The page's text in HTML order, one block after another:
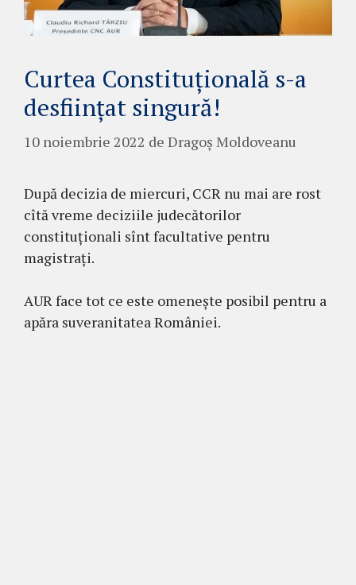
Curtea Constituțională s-a
desființat singură!
10 noiembrie 2022 de Dragoș Moldoveanu
După decizia de miercuri, CCR nu mai are rost
cîtă vreme deciziile judecătorilor
constituționali sînt facultative pentru
magistrați.
AUR face tot ce este omenește posibil pentru a
apăra suveranitatea României.